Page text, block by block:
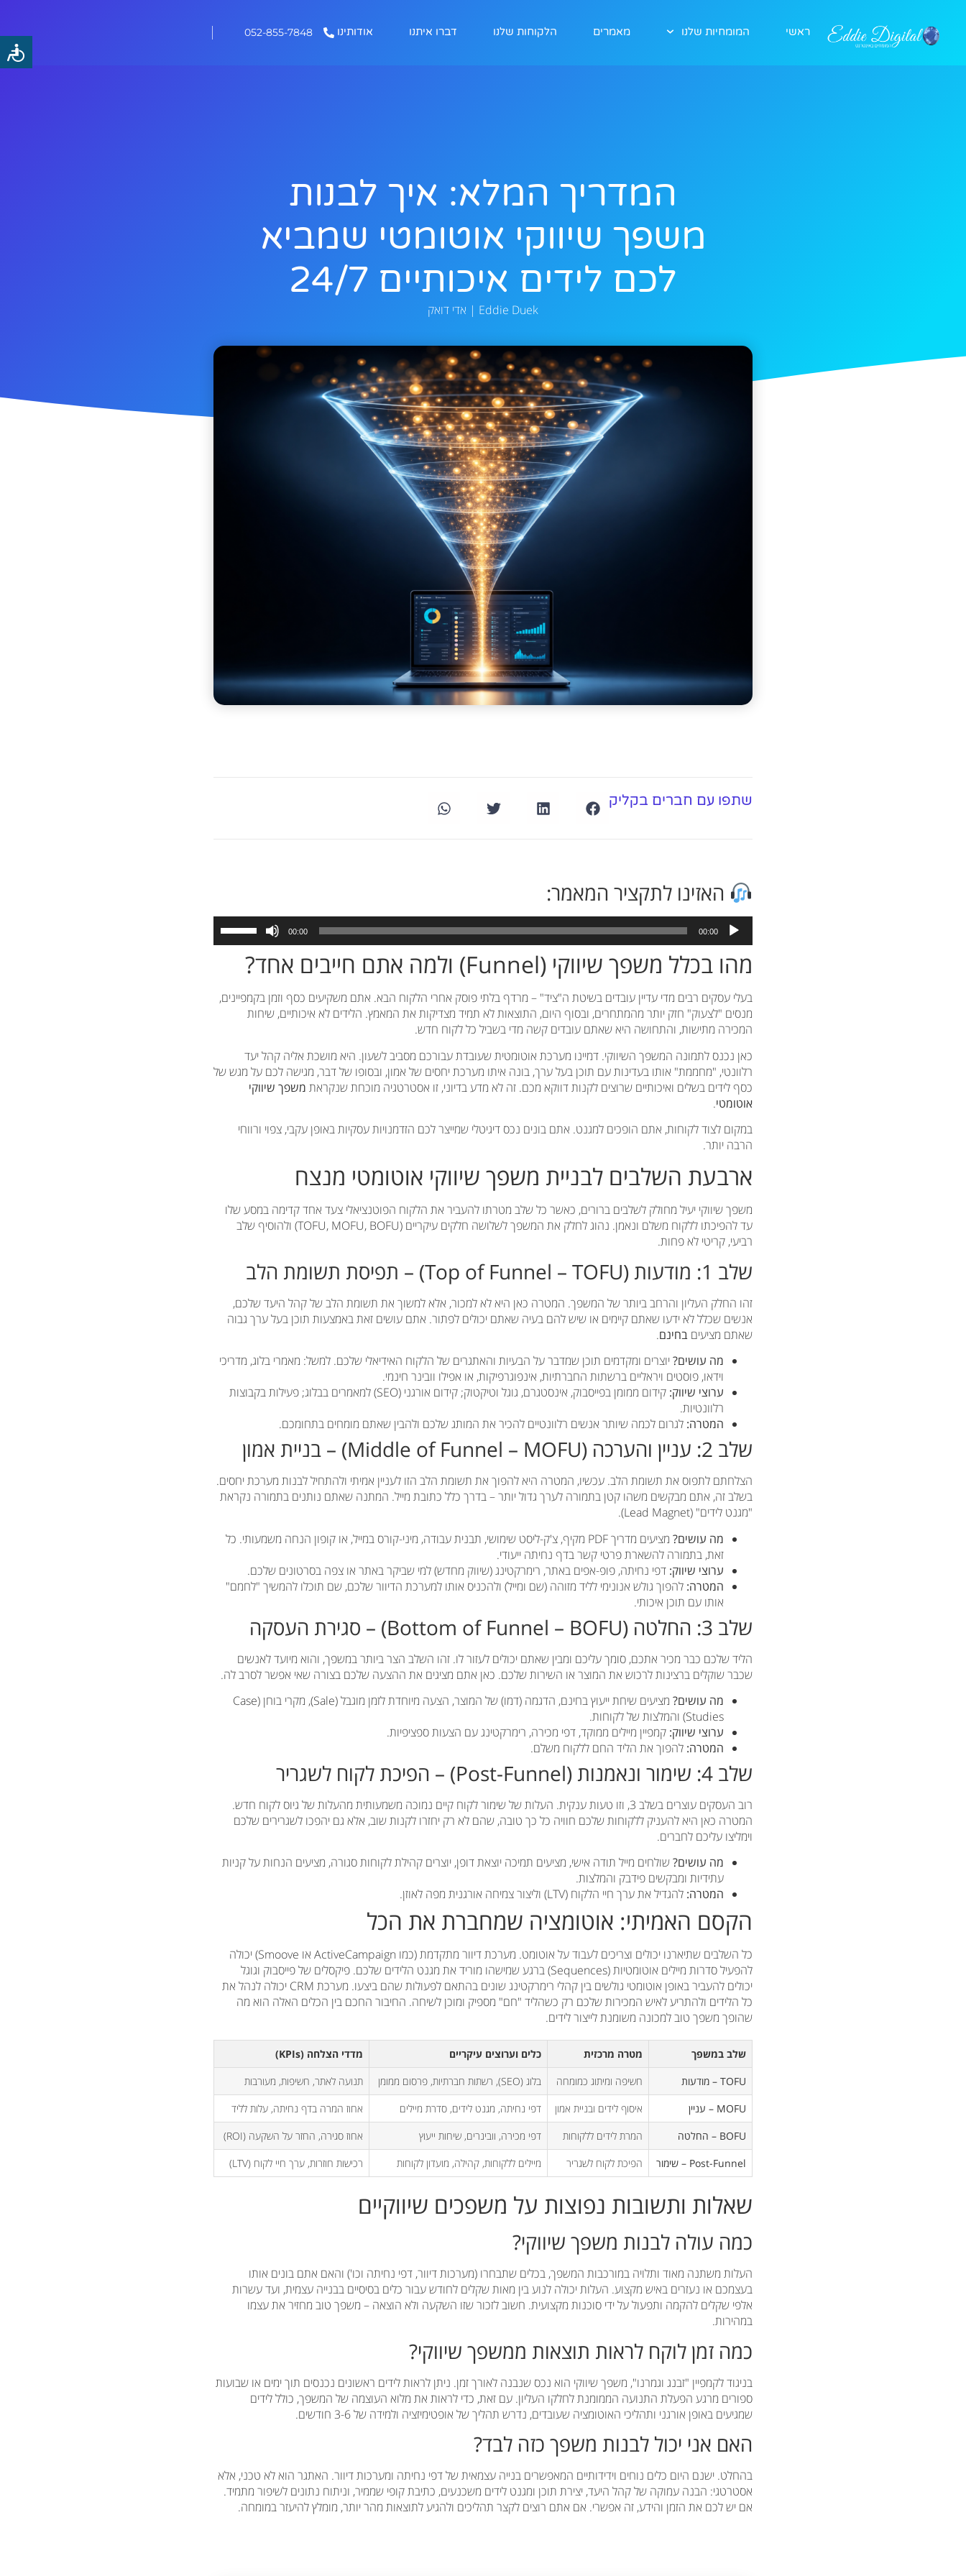
ראשי המומחיות שלנו מאמרים הלקוחות שלנו דברו איתנו אודותינו 052-855-7848
המדריך המלא: איך לבנות
משפך שיווקי אוטומטי שמביא
לכם לידים איכותיים 24/7
Eddie Duek | אדי דואק
שתפו עם חברים בקליק
האזינו לתקציר המאמר:
00:00
00:00
או
מהו בכלל משפך שיווקי (Funnel) ולמה אתם חייבים אחד?
בעלי עסקים רבים מדי עדיין עובדים בשיטת ה"ציד" – מרדף בלתי פוסק אחרי הלקוח הבא. אתם משקיעים כסף וזמן בקמפיינים,
מנסים "לצעוק" חזק יותר מהמתחרים, ובסוף היום, התוצאות לא תמיד מצדיקות את המאמץ. הלידים לא איכותיים, שיחות
המכירה מתישות, והתחושה היא שאתם עובדים קשה מדי בשביל כל לקוח חדש.
כאן נכנס לתמונה המשפך השיווקי. דמיינו מערכת אוטומטית שעובדת עבורכם מסביב לשעון. היא מושכת אליה קהל יעד
רלוונטי, "מחממת" אותו בעדינות עם תוכן בעל ערך, בונה איתו מערכת יחסים של אמון, ובסופו של דבר, מגישה לכם על מגש של
כסף לידים בשלים ואיכותיים שרוצים לקנות דווקא מכם. זה לא מדע בדיוני, זו אסטרטגיה מוכחת שנקראת משפך שיווקי
אוטומטי.
במקום לצוד לקוחות, אתם הופכים למגנט. אתם בונים נכס דיגיטלי שמייצר לכם הזדמנויות עסקיות באופן עקבי, צפוי ורווחי
הרבה יותר.
ארבעת השלבים לבניית משפך שיווקי אוטומטי מנצח
משפך שיווקי יעיל מחולק לשלבים ברורים, כאשר כל שלב מטרתו להעביר את הלקוח הפוטנציאלי צעד אחד קדימה במסע שלו
עד להפיכתו ללקוח משלם ונאמן. נהוג לחלק את המשפך לשלושה חלקים עיקריים (TOFU, MOFU, BOFU) ולהוסיף שלב
רביעי, קריטי לא פחות.
שלב 1: מודעות (Top of Funnel – TOFU) – תפיסת תשומת הלב
זהו החלק העליון והרחב ביותר של המשפך. המטרה כאן היא לא למכור, אלא למשוך את תשומת הלב של קהל היעד שלכם,
אנשים שכלל לא ידעו שאתם קיימים או שיש להם בעיה שאתם יכולים לפתור. אתם עושים זאת באמצעות תוכן בעל ערך גבוה
שאתם מציעים בחינם.
מה עושים?יוצרים ומקדמים תוכן שמדבר על הבעיות והאתגרים של הלקוח האידיאלי שלכם. למשל: מאמרי בלוג, מדריכי
וידאו, פוסטים ויראליים ברשתות החברתיות, אינפוגרפיקות, או אפילו וובינר חינמי.
ערוצי שיווק:
קידום ממומן בפייסבוק, אינסטגרם, גוגל וטיקטוק; קידום אורגני (SEO) למאמרים בבלוג; פעילות בקבוצות
רלוונטיות.
המטרה: לגרום לכמה שיותר אנשים רלוונטיים להכיר את המותג שלכם ולהבין שאתם מומחים בתחומכם.
שלב 2: עניין והערכה (Middle of Funnel – MOFU) – בניית אמון
הצלחתם לתפוס את תשומת הלב. עכשיו, המטרה היא להפוך את תשומת הלב הזו לעניין אמיתי ולהתחיל לבנות מערכת יחסים.
בשלב זה, אתם מבקשים משהו קטן בתמורה לערך גדול יותר – בדרך כלל כתובת מייל. המתנה שאתם נותנים בתמורה נקראת
"מגנט לידים" (Lead Magnet).
מה עושים?
מציעים מדריך PDF מקיף, צ'ק-ליסט שימושי, תבנית עבודה, מיני-קורס במייל, או קופון הנחה משמעותי. כל
זאת, בתמורה להשארת פרטי קשר בדף נחיתה ייעודי.
ערוצי שיווק: דפי נחיתה, פופ-אפים באתר, רימרקטינג (שיווק מחדש) למי שביקר באתר או צפה בסרטונים שלכם.
המטרה: להפוך גולש אנונימי לליד מזוהה (שם ומייל) ולהכניס אותו למערכת הדיוור שלכם, שם תוכלו להמשיך "לחמם"
אותו עם תוכן איכותי.
שלב 3: החלטה (Bottom of Funnel – BOFU) – סגירת העסקה
הליד שלכם כבר מכיר אתכם, סומך עליכם ומבין שאתם יכולים לעזור לו. זהו השלב הצר ביותר במשפך, והוא מיועד לאנשים
שכבר שוקלים ברצינות לרכוש את המוצר או השירות שלכם. כאן אתם מציגים את ההצעה שלכם בצורה שאי אפשר לסרב לה.
מה עושים?
מציעים שיחת ייעוץ בחינם, הדגמה (דמו) של המוצר, הצעה מיוחדת לזמן מוגבל (Sale), מקרי בוחן (Case
Studies) והמלצות של לקוחות.
ערוצי שיווק: קמפיין מיילים ממוקד, דפי מכירה, רימרקטינג עם הצעות ספציפיות.
המטרה: להפוך את הליד החם ללקוח משלם.
שלב 4: שימור ונאמנות (Post-Funnel) – הפיכת לקוח לשגריר
רוב העסקים עוצרים בשלב 3, וזו טעות ענקית. העלות של שימור לקוח קיים נמוכה משמעותית מהעלות של גיוס לקוח חדש.
המטרה כאן היא להעניק ללקוחות שלכם חוויה כל כך טובה, שהם לא רק יחזרו לקנות שוב, אלא גם יהפכו לשגרירים שלכם
וימליצו עליכם לחברים.
מה עושים?שולחים מייל תודה אישי, מציעים תמיכה יוצאת דופן, יוצרים קהילת לקוחות סגורה, מציעים הנחות על קניות
עתידיות ומבקשים פידבק והמלצות.
המטרה: להגדיל את ערך חיי הלקוח (LTV) וליצור צמיחה אורגנית מפה לאוזן.
הקסם האמיתי: אוטומציה שמחברת את הכל
כל השלבים שתיארנו יכולים וצריכים לעבוד על אוטומט. מערכת דיוור מתקדמת (כמו ActiveCampaign או Smoove) יכולה
להפעיל סדרות מיילים אוטומטיות (Sequences) ברגע שמישהו מוריד את מגנט הלידים שלכם. פיקסלים של פייסבוק וגוגל
יכולים להעביר באופן אוטומטי גולשים בין קהלי רימרקטינג שונים בהתאם לפעולות שהם ביצעו. מערכת CRM יכולה לנהל את
כל הלידים ולהתריע לאיש המכירות שלכם רק כשהליד "חם" מספיק ומוכן לשיחה. החיבור החכם בין הכלים האלה הוא מה
שהופך משפך טוב למכונה משומנת לייצור לידים.
שלב במשפך מטרה מרכזית כלים וערוצים עיקריים
מדדי הצלחה (KPIs)
TOFU – מודעות
חשיפה ומיתוג כמומחה בלוג (SEO), רשתות חברתיות, פרסום ממומן
תנועה לאתר, חשיפות, מעורבות
MOFU – עניין
איסוף לידים ובניית אמון דפי נחיתה, מגנט לידים, סדרת מיילים
אחוז המרה בדף נחיתה, עלות לליד
BOFU – החלטה
המרת לידים ללקוחות דפי מכירה, וובינרים, שיחות ייעוץ
אחוז סגירה, החזר על השקעה (ROI)
Post-Funnel – שימור
הפיכת לקוח לשגריר מיילים ללקוחות, קהילה, מועדון לקוחות רכישות חוזרות, ערך חיי לקוח (LTV)
שאלות ותשובות נפוצות על משפכים שיווקיים
כמה עולה לבנות משפך שיווקי?
העלות משתנה מאוד ותלויה במורכבות המשפך, בכלים שתבחרו (מערכות דיוור, דפי נחיתה וכו') והאם אתם בונים אותו
בעצמכם או נעזרים באיש מקצוע. העלות יכולה לנוע בין מאות שקלים לחודש עבור כלים בסיסיים בבנייה עצמית, ועד עשרות
אלפי שקלים להקמה ותפעול על ידי סוכנות מקצועית. חשוב לזכור שזו השקעה ולא הוצאה – משפך טוב מחזיר את עצמו
במהירות.
כמה זמן לוקח לראות תוצאות ממשפך שיווקי?
בניגוד לקמפיין "זבנג וגמרנו", משפך שיווקי הוא נכס שנבנה לאורך זמן. ניתן לראות לידים ראשונים נכנסים תוך ימים או שבועות
ספורים מרגע הפעלת התנועה הממומנת לחלקו העליון. עם זאת, כדי לראות את מלוא העוצמה של המשפך, כולל לידים
שמגיעים באופן אורגני ותהליכי האוטומציה שעובדים, נדרש תהליך של אופטימיזציה ולמידה של 3-6 חודשים.
האם אני יכול לבנות משפך כזה לבד?
בהחלט. ישנם היום כלים נוחים וידידותיים המאפשרים בנייה עצמאית של דפי נחיתה ומערכות דיוור. האתגר הוא לא טכני, אלא
אסטרטגי: הבנה עמוקה של קהל היעד, יצירת תוכן ומגנט לידים משכנעים, כתיבת קופי שממיר, וניתוח נתונים לשיפור מתמיד.
אם יש לכם את הזמן והידע, זה אפשרי. אם אתם רוצים לקצר תהליכים ולהגיע לתוצאות מהר יותר, מומלץ להיעזר במומחה.